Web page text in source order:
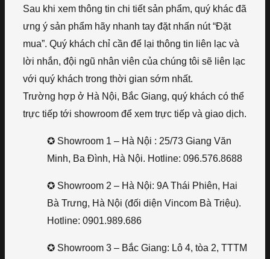
Sau khi xem thông tin chi tiết sản phẩm, quý khác đã
ưng ý sản phẩm hãy nhanh tay đặt nhấn nút “Đặt
mua”. Quý khách chỉ cần để lại thông tin liên lạc và
lời nhắn, đội ngũ nhân viên của chúng tôi sẽ liên lạc
với quý khách trong thời gian sớm nhất.
Trường hợp ở Hà Nội, Bắc Giang, quý khách có thể
trực tiếp tới showroom để xem trực tiếp và giao dịch.
✪ Showroom 1 – Hà Nội : 25/73 Giang Văn
Minh, Ba Đình, Hà Nội. Hotline: 096.576.8688
✪ Showroom 2 – Hà Nội: 9A Thái Phiên, Hai
Bà Trưng, Hà Nội (đối diện Vincom Bà Triệu).
Hotline: 0901.989.686
✪ Showroom 3 – Bắc Giang: Lô 4, tòa 2, TTTM